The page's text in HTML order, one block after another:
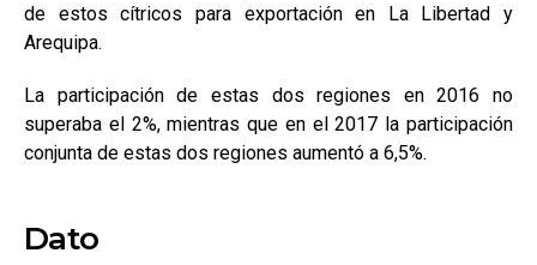
de estos cítricos para exportación en La Libertad y
Arequipa.
La participación de estas dos regiones en 2016 no
superaba el 2%, mientras que en el 2017 la participación
conjunta de estas dos regiones aumentó a 6,5%.
Dato